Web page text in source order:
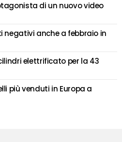
di un nuovo video
negativi anche a febbraio in
elettrificato per la 43
più venduti in Europa a